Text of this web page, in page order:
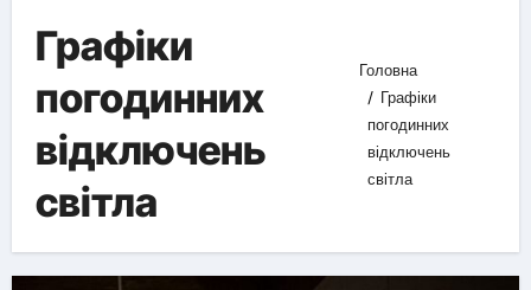
Графіки
погодинних
відключень
світла
Головна
Графіки
погодинних
відключень
світла